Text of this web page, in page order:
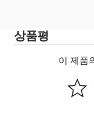
상품평
이 제품